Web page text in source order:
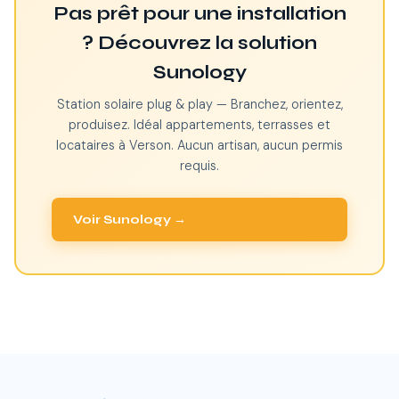
Pas prêt pour une installation
? Découvrez la solution
Sunology
Station solaire plug & play — Branchez, orientez,
produisez. Idéal appartements, terrasses et
locataires à Verson. Aucun artisan, aucun permis
requis.
Voir Sunology →